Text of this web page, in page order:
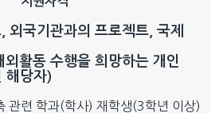
외국기관과의 프로젝트, 국제
외활동 수행을 희망하는 개인
해당자)
관련 학과(학사) 재학생(3학년 이상)